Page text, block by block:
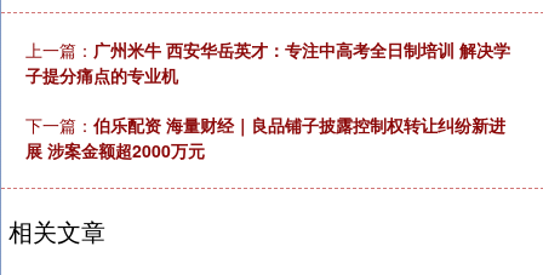
上一篇： 广州米牛 西安华岳英才：专注中高考全日制培训 解决学
子提分痛点的专业机
下一篇： 伯乐配资 海量财经｜良品铺子披露控制权转让纠纷新进
展 涉案金额超2000万元
相关文章